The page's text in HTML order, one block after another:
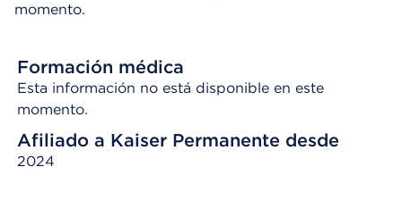
momento.
Formación médica
Esta información no está disponible en este
momento.
Afiliado a Kaiser Permanente desde
2024